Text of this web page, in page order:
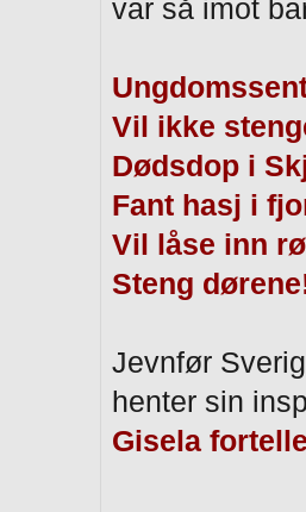
var så imot
Vil ikke
Dødsdop i
Fant hasj i
Vil låse inn
Steng
Jevnfør
henter sin
Gisela